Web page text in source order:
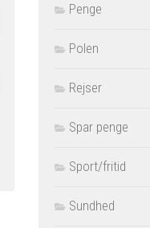
Penge
Polen
Rejser
Spar penge
Sport/fritid
Sundhed